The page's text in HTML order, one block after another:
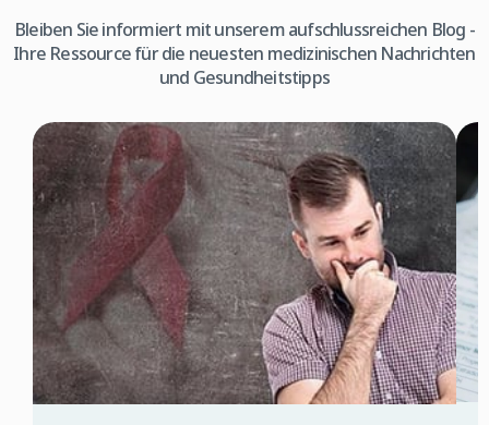
Bleiben Sie informiert mit unserem aufschlussreichen Blog -
Ihre Ressource für die neuesten medizinischen Nachrichten
und Gesundheitstipps